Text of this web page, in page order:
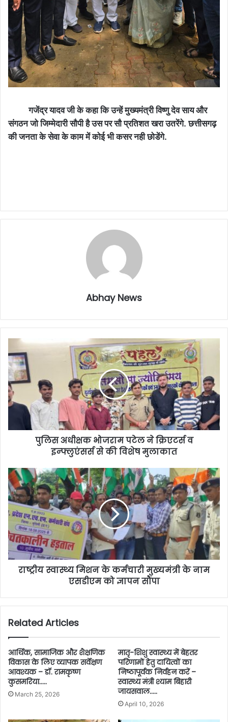
गजेंद्र यादव जी के कहा कि उन्हें मुख्यमंत्री विष्णु देव साय और
संगठन जो जिम्मेदारी सौपी है उस पर सौ प्रतिशत खरा उतरेंगे. छत्तीसगढ़
की जनता के सेवा के काम में कोई भी कसर नही छोडेंगे.
Abhay News
पुलिस अधीक्षक भोजराम पटेल ने क्रिएटर्स व
इन्फ्लुएंसर्स से की विशेष मुलाकात
राष्ट्रीय स्वास्थ्य मिशन के कर्मचारी मुख्यमंत्री के नाम
एसडीएम को ज्ञापन सौंपा
Related Articles
आर्थिक, सामाजिक और शैक्षणिक
विकास के लिए व्यापक सर्वेक्षण
आवश्यक – डॉ. रामकृष्ण
कुसमरिया…..
March 25, 2026
मातृ-शिशु स्वास्थ्य में बेहतर
परिणामों हेतु दायित्वों का
निष्ठापूर्वक निर्वहन करें –
स्वास्थ्य मंत्री श्याम बिहारी
जायसवाल…..
April 10, 2026